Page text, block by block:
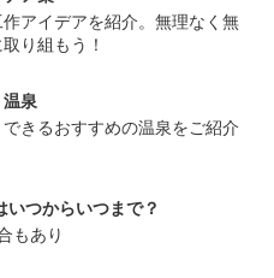
アイデアを紹介。無理なく無
り組もう！
泉
きるおすすめの温泉をご紹介
つからいつまで？
もあり